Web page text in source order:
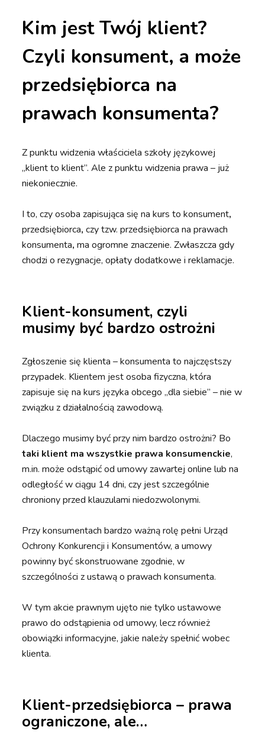
Kim jest Twój klient?
Czyli konsument, a może
przedsiębiorca na
prawach konsumenta?
Z punktu widzenia właściciela szkoły językowej
„klient to klient”. Ale z punktu widzenia prawa – już
niekoniecznie.
I to, czy osoba zapisująca się na kurs to konsument,
przedsiębiorca,czy tzw. przedsiębiorca na prawach
konsumenta,ma ogromne znaczenie. Zwłaszcza gdy
chodzi o rezygnacje, opłaty dodatkowe i reklamacje.
Klient-konsument, czyli
musimy być bardzo ostrożni
Zgłoszenie się klienta – konsumenta to najczęstszy
przypadek. Klientem jest osoba fizyczna, która
zapisuje się na kurs języka obcego „dla siebie” – nie w
związku z działalnością zawodową.
Dlaczego musimy być przy nim bardzo ostrożni? Bo
taki klient ma wszystkie prawa konsumenckie,
m.in. może odstąpić od umowy zawartej online lub na
odległość w ciągu 14 dni, czy jest szczególnie
chroniony przed klauzulami niedozwolonymi.
Przy konsumentach bardzo ważną rolę pełni Urząd
Ochrony Konkurencji i Konsumentów, a umowy
powinny być skonstruowane zgodnie, w
szczególności z ustawą o prawach konsumenta.
W tym akcie prawnym ujęto nie tylko ustawowe
prawo do odstąpienia od umowy, lecz również
obowiązki informacyjne, jakie należy spełnić wobec
klienta.
Klient-przedsiębiorca – prawa
ograniczone, ale…